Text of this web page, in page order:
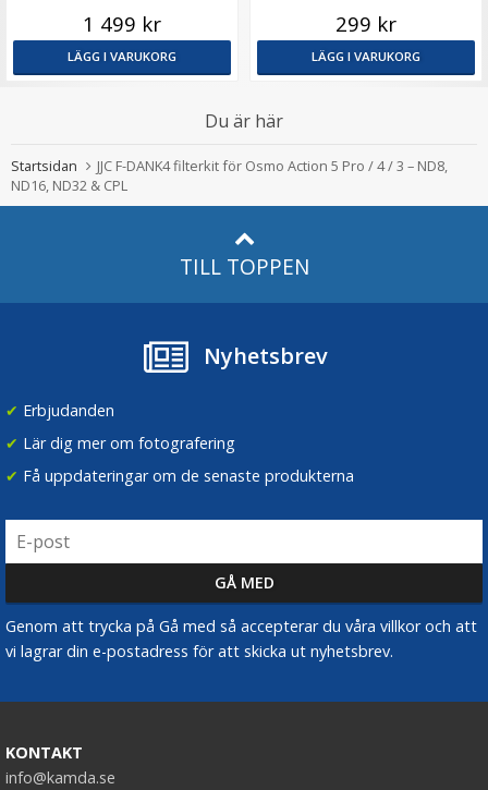
1 499 kr
LÄGG I VARUKORG
299 kr
LÄGG I VARUKORG
Du är här
Startsidan
JJC F-DANK4 filterkit för Osmo Action 5 Pro / 4 / 3 – ND8,
ND16, ND32 & CPL
TILL TOPPEN
Nyhetsbrev
✔ Erbjudanden
✔ Lär dig mer om fotografering
✔ Få uppdateringar om de senaste produkterna
Genom att trycka på Gå med så accepterar du våra villkor och att
vi lagrar din e-postadress för att skicka ut nyhetsbrev.
KONTAKT
info@kamda.se